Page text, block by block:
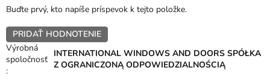
Buďte prvý, kto napíše príspevok k tejto položke.
PRIDAŤ HODNOTENIE
Výrobná
spoločnosť
:
INTERNATIONAL WINDOWS AND DOORS SPÓŁKA
Z OGRANICZONĄ ODPOWIEDZIALNOŚCIĄ